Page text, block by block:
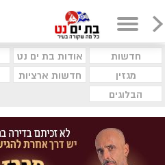
חדשות אודות בת ים נט
מגזין
חדשות ארציות
הבלוגים